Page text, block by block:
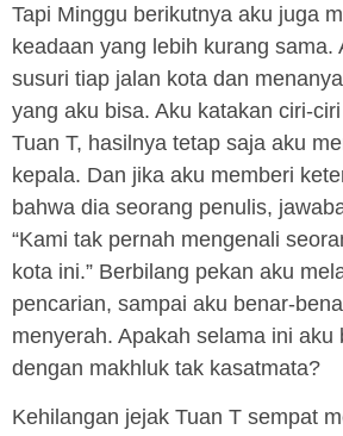
Tapi Minggu berikutnya aku juga
keadaan yang lebih kurang sama.
susuri tiap jalan kota dan
yang aku bisa. Aku katakan ciri-
Tuan T, hasilnya tetap saja aku
kepala. Dan jika aku memberi
bahwa dia seorang penulis,
“Kami tak pernah mengenali
kota ini.” Berbilang pekan aku
pencarian, sampai aku benar-
menyerah. Apakah selama ini aku
dengan makhluk tak kasatmata?
Kehilangan jejak Tuan T sempat